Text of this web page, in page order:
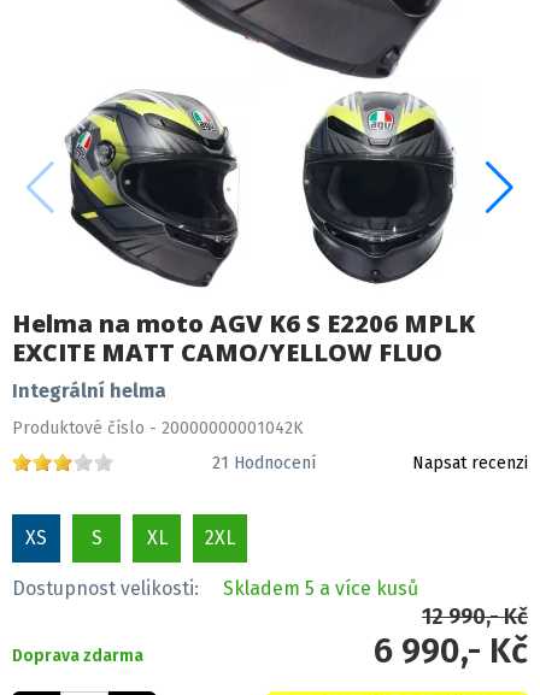
Helma na moto AGV K6 S E2206 MPLK
EXCITE MATT CAMO/YELLOW FLUO
Integrální helma
Produktové číslo - 20000000001042K
21 Hodnocení Napsat recenzi
XS S XL 2XL
Dostupnost velikosti: Skladem 5 a více kusů
Doprava zdarma
12 990,- Kč
6 990,- Kč